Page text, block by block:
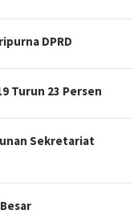
DPRD
Turun 23 Persen
Sekretariat